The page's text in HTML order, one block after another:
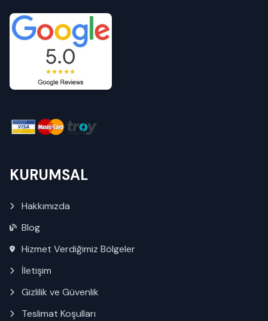
KURUMSAL
Hakkımızda
Blog
Hizmet Verdiğimiz Bölgeler
İletişim
Gizlilik ve Güvenlik
Teslimat Koşulları